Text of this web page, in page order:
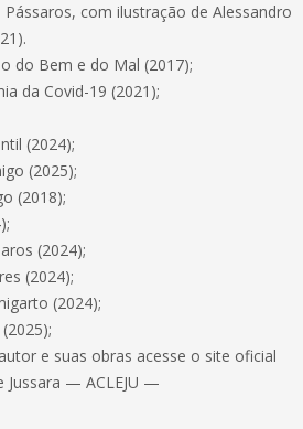
Pássaros, com ilustração de Alessandro
do Bem e do Mal (2017);
da Covid-19 (2021);
(2024);
(2025);
(2018);
(2024);
(2024);
(2024);
e suas obras acesse o site oficial
Jussara — ACLEJU —